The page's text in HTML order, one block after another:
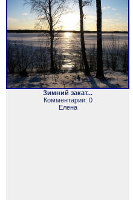
Зимний закат...
Комментарии: 0
Елена